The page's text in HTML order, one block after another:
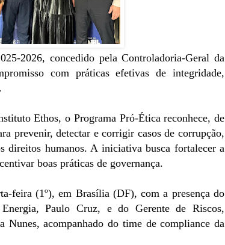
2026, concedido pela Controladoria-Geral da
com práticas efetivas de integridade,
Ethos, o Programa Pró-Ética reconhece, de
prevenir, detectar e corrigir casos de corrupção,
direitos humanos. A iniciativa busca fortalecer a
boas práticas de governança.
feira (1º), em Brasília (DF), com a presença do
Paulo Cruz, e do Gerente de Riscos,
acompanhado do time de compliance da